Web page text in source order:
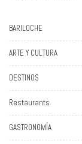
BARILOCHE
ARTE Y CULTURA
DESTINOS
Restaurants
GASTRONOMÍA